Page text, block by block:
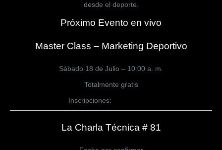
desde el deporte.
Próximo Evento en vivo
Master Class – Marketing Deportivo
Sábado 18 de Julio – 10:00 a. m.
Totalmente gratis
Inscripciones:
La Charla Técnica # 81